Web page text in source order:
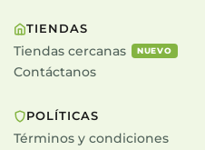
TIENDAS
Tiendas cercanas
NUEVO
Contáctanos
POLÍTICAS
Términos y condiciones